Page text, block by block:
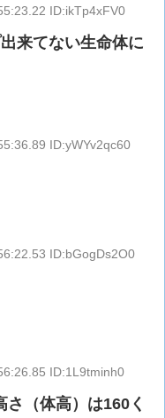
ID:ikTp4xFV0
来てない生命体に
ID:yWYv2qc60
ID:bGogDs2O0
ID:1L9tminh0
（体高）は160く